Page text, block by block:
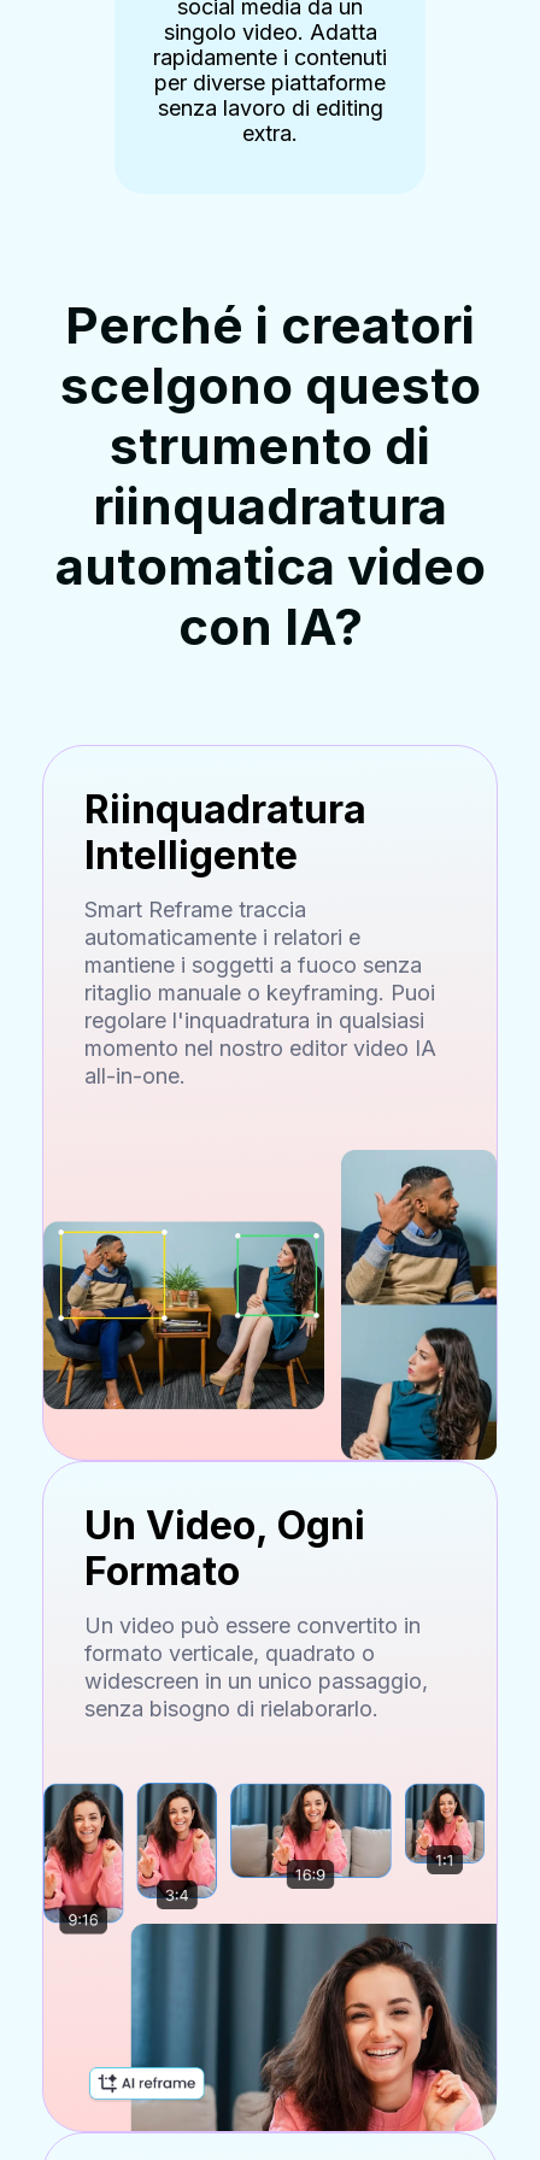
dispositivi mobili. La
riinquadratura
automatica mantiene i
relatori a fuoco,
rendendo i contenuti più
Perché i creatori
scelgono questo
strumento di
riinquadratura
automatica video
con IA?
Riinquadratura
Intelligente
Smart Reframe traccia
automaticamente i relatori e
mantiene i soggetti a fuoco senza
ritaglio manuale o keyframing. Puoi
regolare l'inquadratura in qualsiasi
momento nel nostro editor video IA
all-in-one.
Un Video, Ogni
Formato
Un video può essere convertito in
formato verticale, quadrato o
widescreen in un unico passaggio,
senza bisogno di rielaborarlo.